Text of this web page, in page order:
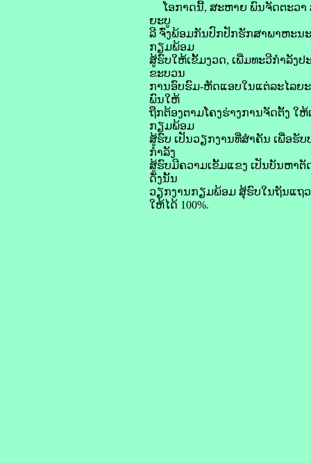
ໂອກາດນີ້, ສະຫາຍ ພົນຈັດຕະວາ
ຍະບູ
ລີ ຈົ່ງພ້ອມກັນປົກປັກຮັກສາພາຫະນ
ກຽມພ້ອມ
ສູ້ຮົບໃຫ້ເຂັ້ມງວດ, ເພີ່ມທະວີກຳລັງ
ຂະບວນ
ການອົບຮົມ-ຫັດແອບໃນແຕ່ລະໄລຍ
ພົນໃຫ້
ຖືກຕ້ອງຕາມໂຄງຮ່າງການຈັດຕັ້ງ
ກຽມພ້ອມ
ສູ້ຮົບ ເປັນວຽກງານທີ່ສຳຄັນ ເພື່ອຮັ
ກຳລັງ
ສູ້ຮົບມີຄວາມເຂັ້ມແຂງ ເປັນບັນຫາ
ດັ່ງນັ້ນ
ວຽກງານກຽມພ້ອມ ສຸ້ຮົບໃນຖັນແຖ
ໃຫ້ໄດ້ 100%.